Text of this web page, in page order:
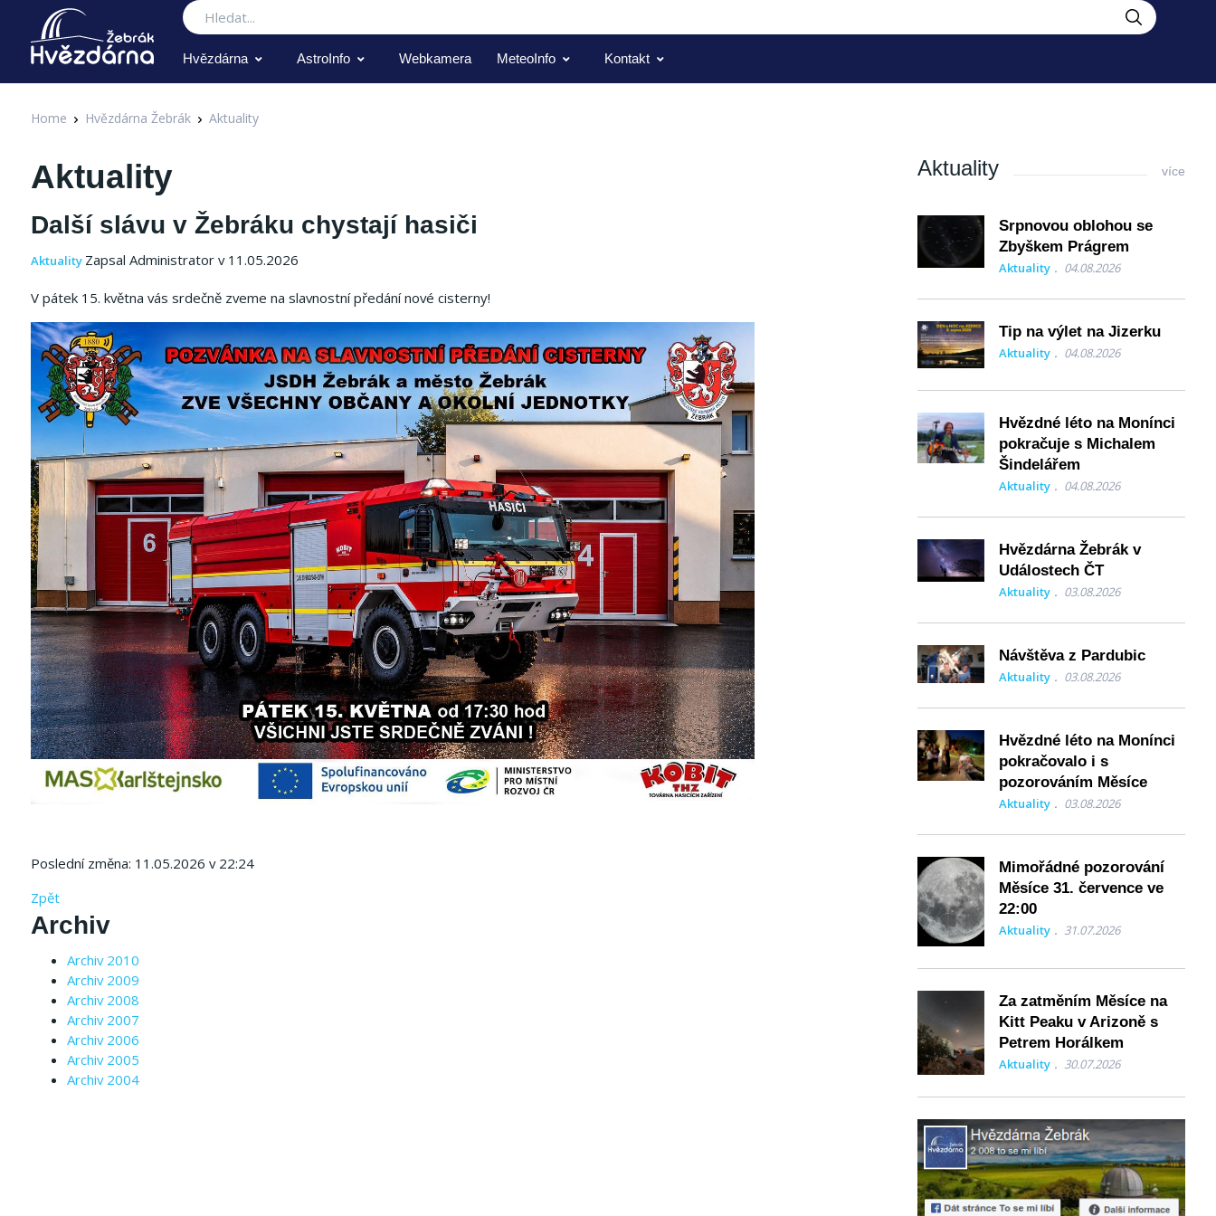
Hledat
Hvězdárna AstroInfo Webkamera MeteoInfo Kontakt
Home Hvězdárna Žebrák Aktuality
Aktuality
Další slávu v Žebráku chystají hasiči
Aktuality Zapsal Administrator v 11.05.2026
V pátek 15. května vás srdečně zveme na slavnostní předání nové cisterny!
Poslední změna: 11.05.2026 v 22:24
Zpět
Archiv
Archiv 2010
Archiv 2009
Archiv 2008
Archiv 2007
Archiv 2006
Archiv 2005
Archiv 2004
Aktuality více
Srpnovou oblohou se
Zbyškem Prágrem
Aktuality 04.08.2026
Tip na výlet na Jizerku
Aktuality 04.08.2026
Hvězdné léto na Monínci
pokračuje s Michalem
Šindelářem
Aktuality 04.08.2026
Hvězdárna Žebrák v
Událostech ČT
Aktuality 03.08.2026
Návštěva z Pardubic
Aktuality 03.08.2026
Hvězdné léto na Monínci
pokračovalo i s
pozorováním Měsíce
Aktuality 03.08.2026
Mimořádné pozorování
Měsíce 31. července ve
22:00
Aktuality 31.07.2026
Za zatměním Měsíce na
Kitt Peaku v Arizoně s
Petrem Horálkem
Aktuality 30.07.2026